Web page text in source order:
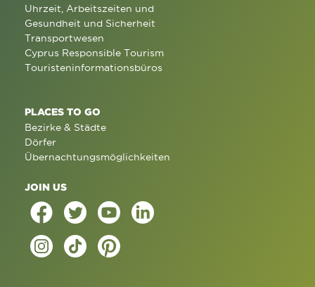
Uhrzeit, Arbeitszeiten und
Gesundheit und Sicherheit
Transportwesen
Cyprus Responsible Tourism
Touristeninformationsbüros
PLACES TO GO
Bezirke & Städte
Dörfer
Übernachtungsmöglichkeiten
JOIN US